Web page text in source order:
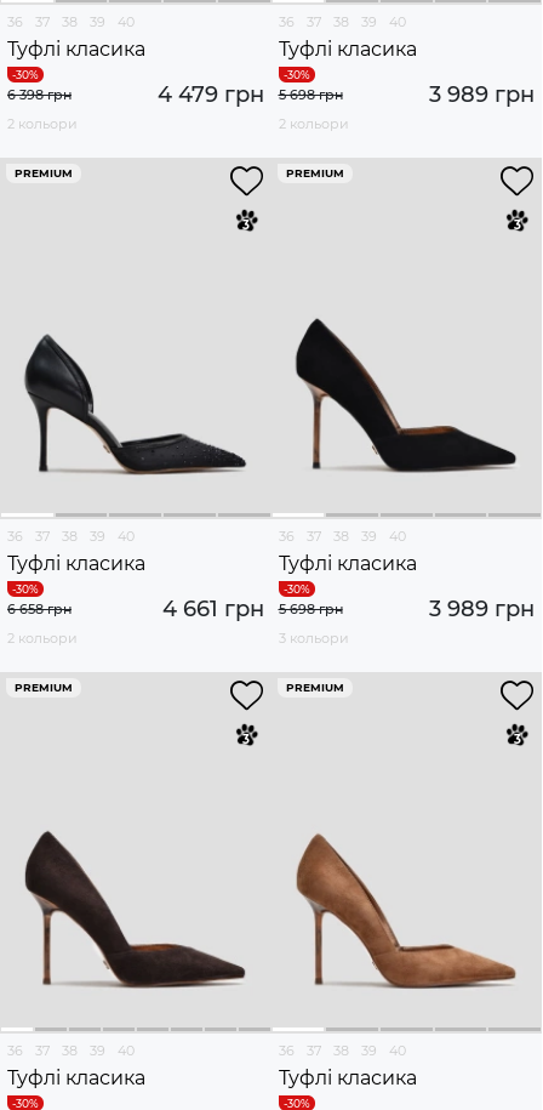
36 37 38 39 40
Туфлі класика
4 479 грн
6 398 грн
2 кольори
36 37 38 39 40
Туфлі класика
3 989 грн
5 698 грн
2 кольори
PREMIUM
36 37 38 39 40
Туфлі класика
4 661 грн
6 658 грн
2 кольори
PREMIUM
36 37 38 39 40
Туфлі класика
3 989 грн
5 698 грн
3 кольори
PREMIUM
36 37 38 39 40
Туфлі класика
PREMIUM
36 37 38 39 40
Туфлі класика